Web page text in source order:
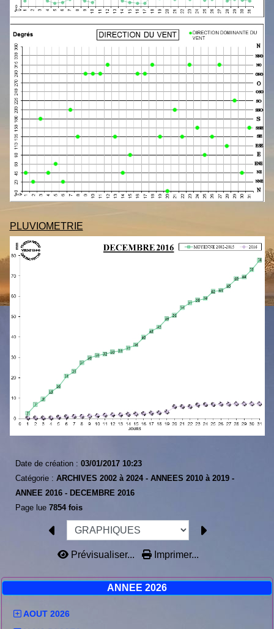
ANNEE 2026
AOUT 2026
PLUVIOMETRIE
Date de création : 03/01/2017 10:23
Catégorie : ARCHIVES 2002 à 2024 - ANNEES 2010 à 2019 -
ANNEE 2016 - DECEMBRE 2016
Page lue 7854 fois
Prévisualiser... Imprimer...